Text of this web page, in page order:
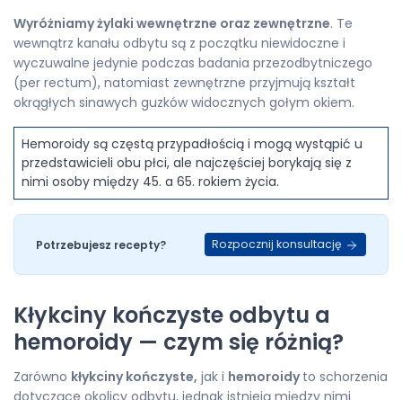
Wyróżniamy żylaki wewnętrzne oraz zewnętrzne. Te
wewnątrz kanału odbytu są z początku niewidoczne i
wyczuwalne jedynie podczas badania przezodbytniczego
(per rectum), natomiast zewnętrzne przyjmują kształt
okrągłych sinawych guzków widocznych gołym okiem.
Hemoroidy są częstą przypadłością i mogą wystąpić u
przedstawicieli obu płci, ale najczęściej borykają się z
nimi osoby między 45. a 65. rokiem życia.
Potrzebujesz recepty? Rozpocznij konsultację
Kłykciny kończyste odbytu a
hemoroidy — czym się różnią?
Zarówno kłykciny kończyste, jak i hemoroidyto schorzenia